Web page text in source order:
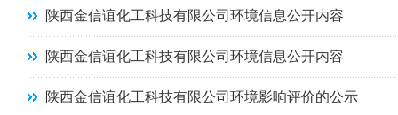
陕西金信谊化工科技有限公司环境信息公开内容
陕西金信谊化工科技有限公司环境信息公开内容
陕西金信谊化工科技有限公司环境影响评价的公示